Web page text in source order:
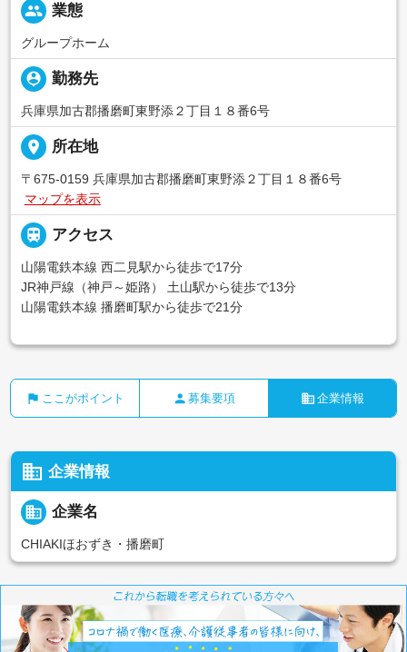
people 業態
グループホーム
person_pin 勤務先
兵庫県加古郡播磨町東野添２丁目１８番6号
place 所在地
〒675-0159 兵庫県加古郡播磨町東野添２丁目１８番6号
マップを表示
 アクセス
山陽電鉄本線 西二見駅から徒歩で17分
JR神戸線（神戸～姫路） 土山駅から徒歩で13分
山陽電鉄本線 播磨町駅から徒歩で21分
flag ここがポイント person 募集要項 business 企業情報
business 企業情報
business 企業名
CHIAKIほおずき・播磨町